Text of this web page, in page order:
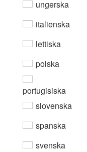
ungerska
italienska
lettiska
polska
portugisiska
slovenska
spanska
svenska